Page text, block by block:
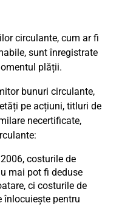
circulante, cum ar fi
sunt înregistrate
plății.
bunuri circulante,
pe acțiuni, titluri de
necertificate,
costurile de
mai pot fi deduse
ci costurile de
înlocuiește pentru